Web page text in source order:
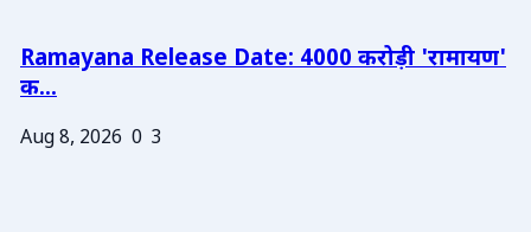
Ramayana Release Date: 4000 करोड़ी 'रामायण'
क...
Aug 8, 2026 0 3